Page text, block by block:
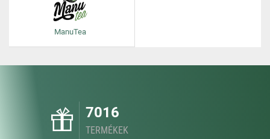
ManuTea
7016
TERMÉKEK